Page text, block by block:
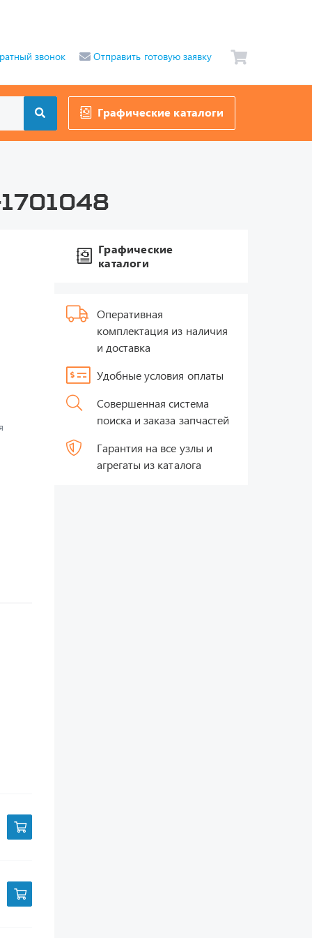
звонок Отправить готовую заявку
Графические каталоги
Графические
каталоги
Оперативная
комплектация из наличия
и доставка
Удобные условия оплаты
Совершенная система
поиска и заказа запчастей
Гарантия на все узлы и
агрегаты из каталога